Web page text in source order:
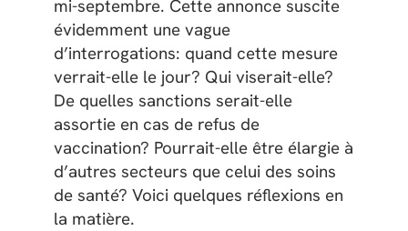
mi-septembre. Cette annonce suscite
évidemment une vague
d’interrogations: quand cette mesure
verrait-elle le jour? Qui viserait-elle?
De quelles sanctions serait-elle
assortie en cas de refus de
vaccination? Pourrait-elle être élargie à
d’autres secteurs que celui des soins
de santé? Voici quelques réflexions en
la matière.